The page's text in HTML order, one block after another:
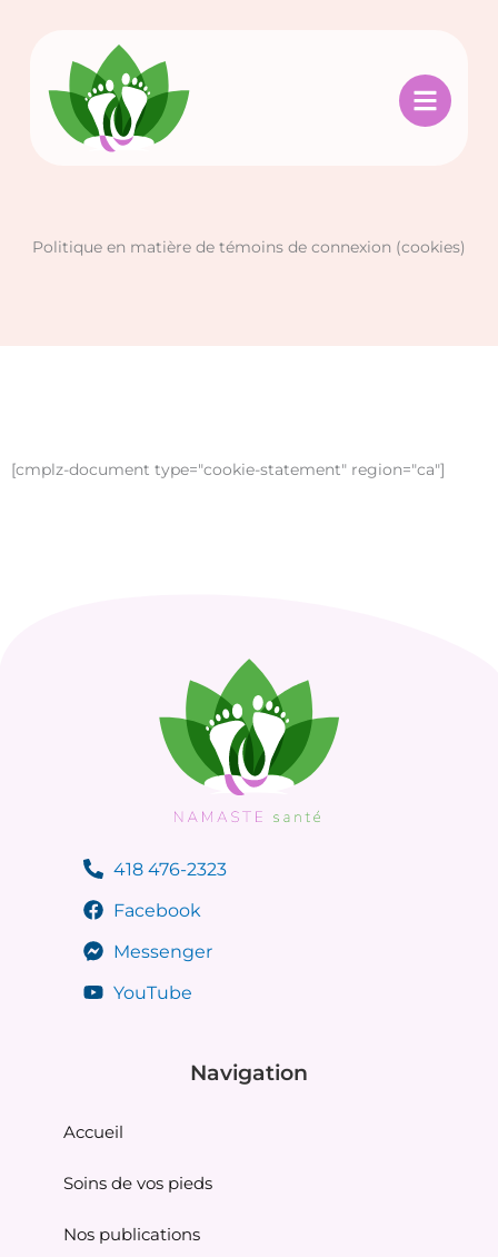
Politique en matière de témoins de connexion (cookies)
[cmplz-document type="cookie-statement" region="ca"]
418 476-2323
Facebook
Messenger
YouTube
Navigation
Accueil
Soins de vos pieds
Nos publications